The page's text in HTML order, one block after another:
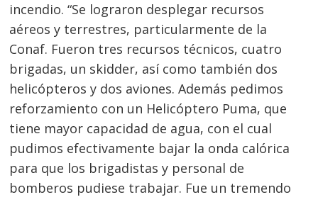
incendio. “Se lograron desplegar recursos
aéreos y terrestres, particularmente de la
Conaf. Fueron tres recursos técnicos, cuatro
brigadas, un skidder, así como también dos
helicópteros y dos aviones. Además pedimos
reforzamiento con un Helicóptero Puma, que
tiene mayor capacidad de agua, con el cual
pudimos efectivamente bajar la onda calórica
para que los brigadistas y personal de
bomberos pudiese trabajar. Fue un tremendo